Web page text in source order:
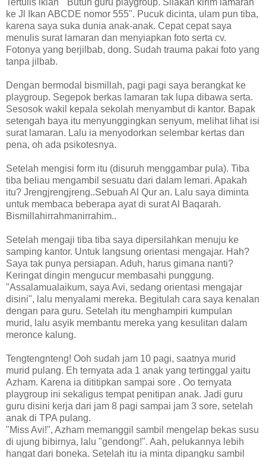
ke Jl Ikan ABCDE nomor 555". Pucuk dicinta, ulam pun tiba,
karena saya suka dunia anak-anak. Cepat cepat saya
menulis surat lamaran dan menyiapkan foto serta cv.
Fotonya yang berjilbab, dong. Sudah trauma pakai foto yang
tanpa jilbab.
Dengan bermodal bismillah, pagi pagi saya berangkat ke
playgroup. Segepok berkas lamaran tak lupa dibawa serta.
Sesosok wakil kepala sekolah menyambut di kantor. Bapak
setengah baya itu menyunggingkan senyum, melihat lihat isi
surat lamaran. Lalu ia menyodorkan selembar kertas dan
pena, oh ada psikotesnya.
Setelah mengisi form itu (disuruh menggambar pula). Tiba
tiba beliau mengambil sesuatu dari dalam lemari. Apakah
itu? Jrengjrengjreng..Sebuah Al Qur an. Lalu saya diminta
untuk membaca beberapa ayat di surat Al Baqarah.
Bismillahirrahmanirrahim..
Setelah mengaji tiba tiba saya dipersilahkan menuju ke
samping kantor. Untuk langsung orientasi mengajar. Hah?
Saya tak punya persiapan. Aduh, harus gimana nanti?
Keringat dingin mengucur membasahi punggung.
"Assalamualaikum, saya Avi, sedang orientasi mengajar
disini", lalu menyalami mereka. Begitulah cara saya kenalan
dengan para guru. Setelah itu menghampiri kumpulan
murid, lalu asyik membantu mereka yang kesulitan dalam
meronce kalung.
Tengtengnteng! Ooh sudah jam 10 pagi, saatnya murid
murid pulang. Eh ternyata ada 1 anak yang tertinggal yaitu
Azham. Karena ia dititipkan sampai sore . Oo ternyata
playgroup ini sekaligus tempat penitipan anak. Jadi guru
guru disini kerja dari jam 8 pagi sampai jam 3 sore, setelah
anak di TPA pulang.
"Miss Avi!", Azham memanggil sambil mengelap bekas susu
di ujung bibirnya, lalu "gendong!". Aah, pelukannya lebih
hangat dari boneka. Setelah itu ia minta dipangku sambil